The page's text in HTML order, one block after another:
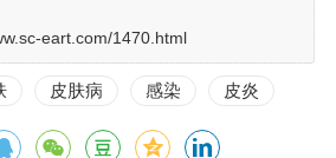
eart.com/1470.html
皮肤病 感染 皮炎